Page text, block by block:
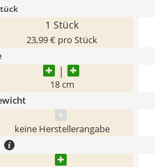
1 Stück
23,99 € pro Stück
18 cm
keine Herstellerangabe